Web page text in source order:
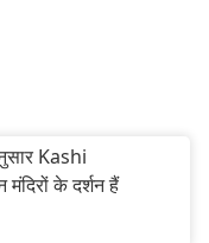
Kashi
के दर्शन हैं